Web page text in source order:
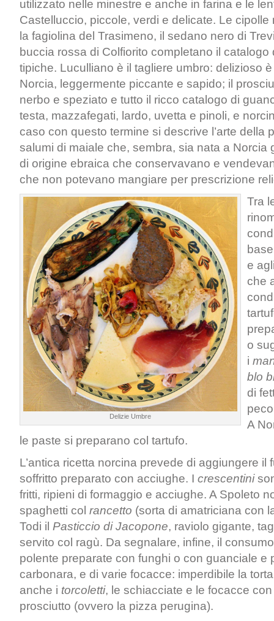
utilizzato nelle minestre e anche in farina e le
Castelluccio, piccole, verdi e delicate. Le cipolle
la fagiolina del Trasimeno, il sedano nero di
buccia rossa di Colfiorito completano il catalogo
tipiche. Luculliano è il tagliere umbro: delizioso
Norcia, leggermente piccante e sapido; il
nerbo e speziato e tutto il ricco catalogo di
testa, mazzafegati, lardo, uvetta e pinoli, e
caso con questo termine si descrive l’arte della
salumi di maiale che, sembra, sia nata a Norcia
di origine ebraica che conservavano e
che non potevano mangiare per prescrizione
Delizie Umbre
Tra
e
che
o
i
blo
di
A
le paste si preparano col tartufo.
L’antica ricetta norcina prevede di aggiungere il
soffritto preparato con acciughe. I crescentini
fritti, ripieni di formaggio e acciughe. A Spoleto
spaghetti col rancetto (sorta di amatriciana con
Todi il Pasticcio di Jacopone, raviolo gigante,
servito col ragù. Da segnalare, infine, il
polente preparate con funghi o con guanciale e
carbonara, e di varie focacce: imperdibile la
anche i torcoletti, le schiacciate e le focacce
prosciutto (ovvero la pizza perugina).